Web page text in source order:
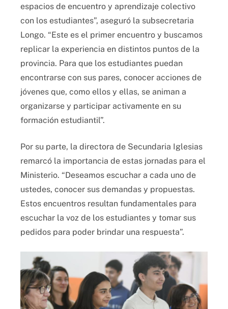
espacios de encuentro y aprendizaje colectivo
con los estudiantes”, aseguró la subsecretaria
Longo. “Este es el primer encuentro y buscamos
replicar la experiencia en distintos puntos de la
provincia. Para que los estudiantes puedan
encontrarse con sus pares, conocer acciones de
jóvenes que, como ellos y ellas, se animan a
organizarse y participar activamente en su
formación estudiantil”.
Por su parte, la directora de Secundaria Iglesias
remarcó la importancia de estas jornadas para el
Ministerio. “Deseamos escuchar a cada uno de
ustedes, conocer sus demandas y propuestas.
Estos encuentros resultan fundamentales para
escuchar la voz de los estudiantes y tomar sus
pedidos para poder brindar una respuesta”.